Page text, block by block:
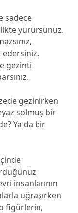
sadece
yürürsünüz.
edersiniz.
gezinti
gezinirken
solmuş bir
Ya da bir
insanlarının
uğraşırken
figürlerin,